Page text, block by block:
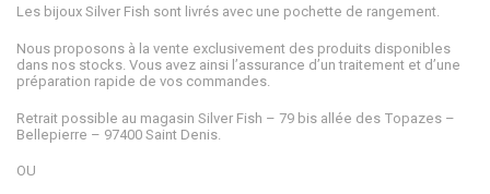
Les bijoux Silver Fish sont livrés avec une pochette de rangement.
Nous proposons à la vente exclusivement des produits disponibles
dans nos stocks. Vous avez ainsi l’assurance d’un traitement et d’une
préparation rapide de vos commandes.
Retrait possible au magasin Silver Fish – 79 bis allée des Topazes –
Bellepierre – 97400 Saint Denis.
OU